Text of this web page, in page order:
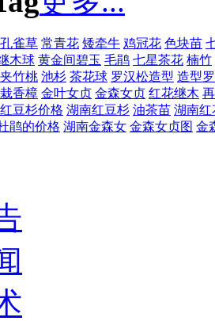
孔雀草 常青花 矮牵牛 鸡冠花 色块苗
木球 黄金间碧玉 毛鹃 七星茶花 楠竹
夹竹桃 池杉 茶花球 罗汉松造型 造型
香樟 金叶女贞 金森女贞 红花继木
红豆杉价格 湖南红豆杉 油茶苗 湖南红
鹃的价格 湖南金森女 金森女贞图 金